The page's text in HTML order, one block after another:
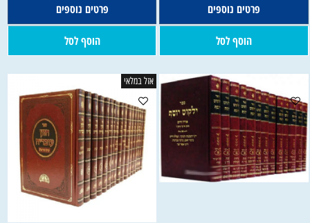
פרטים נוספים
הוסף לסל
פרטים נוספים
הוסף לסל
אזל במלאי